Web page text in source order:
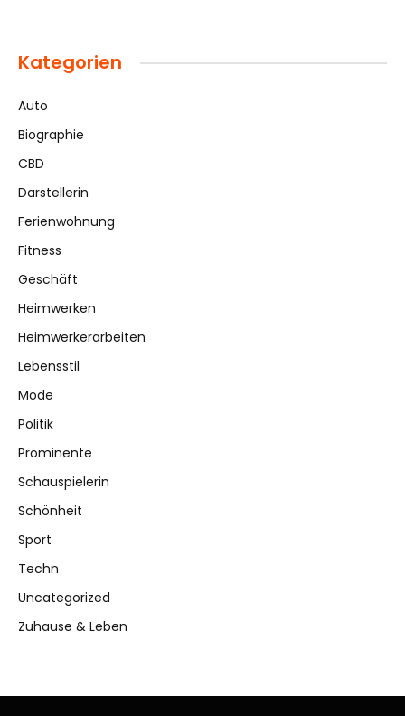
Kategorien
Auto
Biographie
CBD
Darstellerin
Ferienwohnung
Fitness
Geschäft
Heimwerken
Heimwerkerarbeiten
Lebensstil
Mode
Politik
Prominente
Schauspielerin
Schönheit
Sport
Techn
Uncategorized
Zuhause & Leben